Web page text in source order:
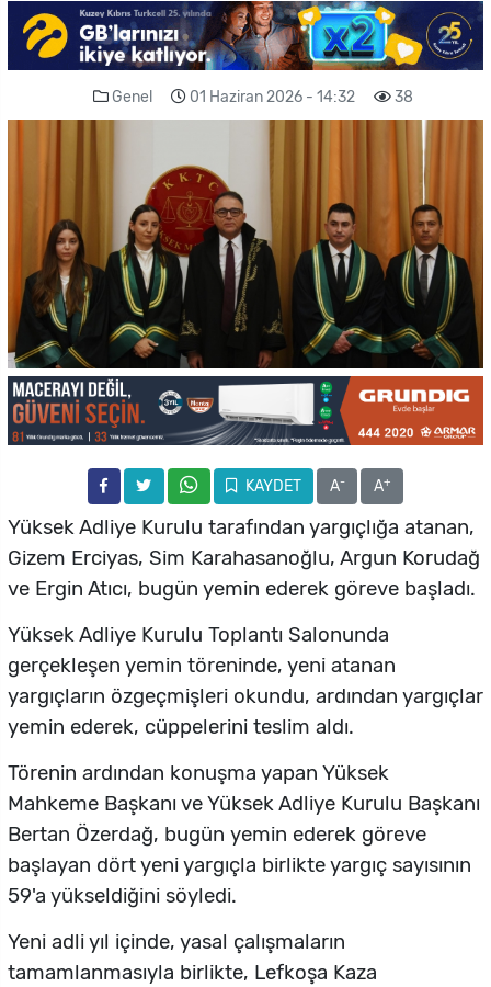
Genel 01 Haziran 2026 - 14:32 38
KAYDET A- A+
Yüksek Adliye Kurulu tarafından yargıçlığa atanan,
Gizem Erciyas, Sim Karahasanoğlu, Argun Korudağ
ve Ergin Atıcı, bugün yemin ederek göreve başladı.
Yüksek Adliye Kurulu Toplantı Salonunda
gerçekleşen yemin töreninde, yeni atanan
yargıçların özgeçmişleri okundu, ardından yargıçlar
yemin ederek, cüppelerini teslim aldı.
Törenin ardından konuşma yapan Yüksek
Mahkeme Başkanı ve Yüksek Adliye Kurulu Başkanı
Bertan Özerdağ, bugün yemin ederek göreve
başlayan dört yeni yargıçla birlikte yargıç sayısının
59'a yükseldiğini söyledi.
Yeni adli yıl içinde, yasal çalışmaların
tamamlanmasıyla birlikte, Lefkoşa Kaza